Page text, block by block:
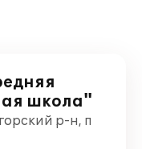
школа"
р-н, п